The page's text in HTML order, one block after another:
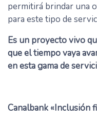
permitirá brindar una
para este tipo de
Es un proyecto vivo
que el tiempo vaya
en esta gama de
Canalbank «Inclusión